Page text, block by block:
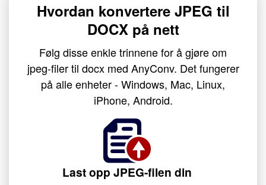
Hvordan konvertere JPEG til
DOCX på nett
Følg disse enkle trinnene for å gjøre om
jpeg-filer til docx med AnyConv. Det fungerer
på alle enheter - Windows, Mac, Linux,
iPhone, Android.
Last opp JPEG-filen din